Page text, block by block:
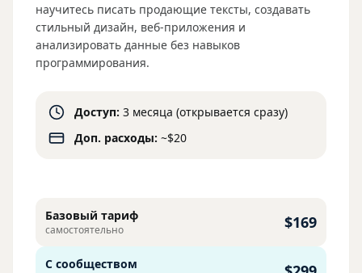
научитесь писать продающие тексты, создавать
стильный дизайн, веб-приложения и
анализировать данные без навыков
программирования.
Доступ: 3 месяца (открывается сразу)
Доп. расходы: ~$20
Базовый тариф
самостоятельно $169
С сообществом